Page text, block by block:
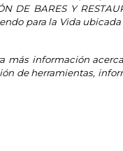
BARES Y
para la Vida
más información
de herramientas,